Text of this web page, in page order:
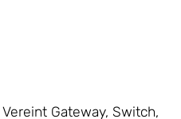
Vereint Gateway, Switch,